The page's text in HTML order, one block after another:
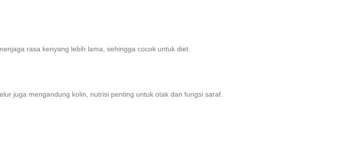
rasa kenyang lebih lama, sehingga cocok untuk diet.
juga mengandung kolin, nutrisi penting untuk otak dan fungsi saraf.